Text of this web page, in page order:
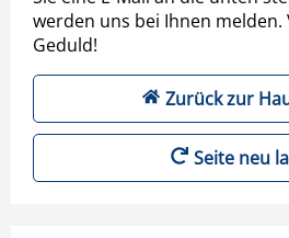
werden uns bei Ihnen melden.
Geduld!
Zurück zur
Seite neu